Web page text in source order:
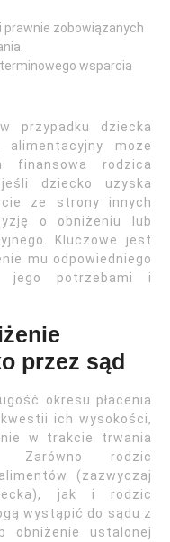
prawnie zobowiązanych
wsparcia
przypadku dziecka
alimentacyjny może
finansowa rodzica
dziecko uzyska
ze strony innych
o obniżeniu lub
Kluczowe jest
mu odpowiedniego
jego potrzebami i
przez sąd
okresu płacenia
ich wysokości,
w trakcie trwania
Zarówno rodzic
(zazwyczaj
jak i rodzic
wystąpić do sądu z
obniżenie ustalonej